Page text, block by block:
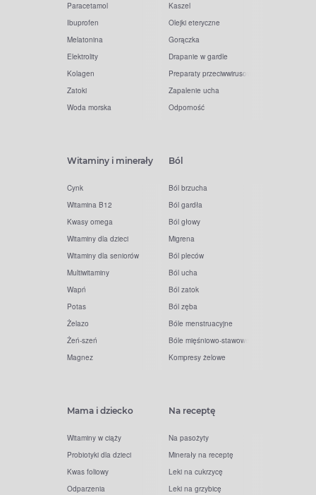
Paracetamol
Ibuprofen
Melatonina
Elektrolity
Kolagen
Zatoki
Woda morska
Kaszel
Olejki eteryczne
Gorączka
Drapanie w gardle
Preparaty przeciwwirusowe
Zapalenie ucha
Odporność
Witaminy i minerały
Cynk
Witamina B12
Kwasy omega
Witaminy dla dzieci
Witaminy dla seniorów
Multiwitaminy
Wapń
Potas
Żelazo
Żeń-szeń
Magnez
Ból
Ból brzucha
Ból gardła
Ból głowy
Migrena
Ból pleców
Ból ucha
Ból zatok
Ból zęba
Bóle menstruacyjne
Bóle mięśniowo-stawowe
Kompresy żelowe
Mama i dziecko
Witaminy w ciąży
Probiotyki dla dzieci
Kwas foliowy
Odparzenia
Na receptę
Na pasożyty
Minerały na receptę
Leki na cukrzycę
Leki na grzybicę